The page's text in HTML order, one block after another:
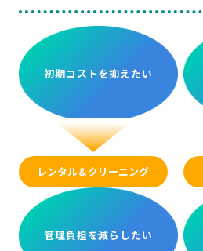
初期コストを抑えたい
レンタル＆クリーニング
管理負担を減らしたい